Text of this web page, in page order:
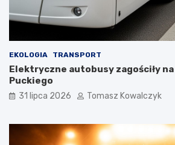
EKOLOGIA TRANSPORT
Elektryczne autobusy zagościły
Puckiego
31 lipca 2026 Tomasz Kowalczyk